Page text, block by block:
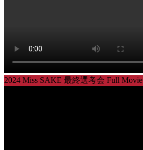
2024 Miss SAKE 最終選考会 Full Movie